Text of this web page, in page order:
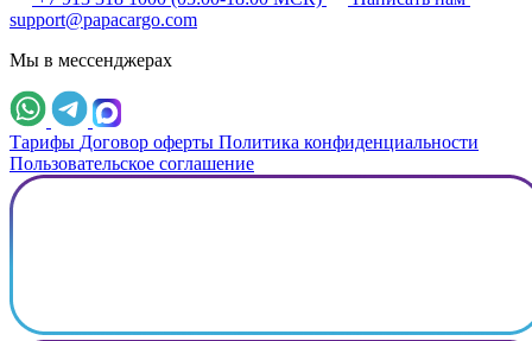
support@papacargo.com
Мы в мессенджерах
Тарифы Договор оферты Политика конфиденциальности
Пользовательское соглашение